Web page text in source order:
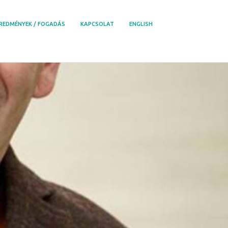
/ FOGADÁS KAPCSOLAT ENGLISH